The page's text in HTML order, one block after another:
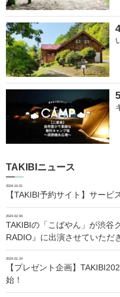
TAKIBIニュース
2024.10.01
【TAKIBI予約サイト】サービ
2024.02.06
TAKIBIの「こばやん」が渋谷
RADIO』に出演させていただ
2024.01.24
【プレゼント企画】
始！